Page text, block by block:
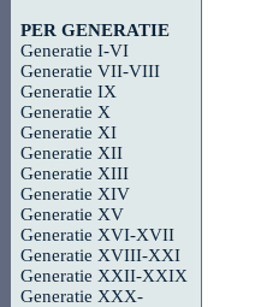
PER GENERATIE
Generatie I-VI
Generatie VII-VIII
Generatie IX
Generatie X
Generatie XI
Generatie XII
Generatie XIII
Generatie XIV
Generatie XV
Generatie XVI-XVII
Generatie XVIII-XXI
Generatie XXII-XXIX
Generatie XXX-